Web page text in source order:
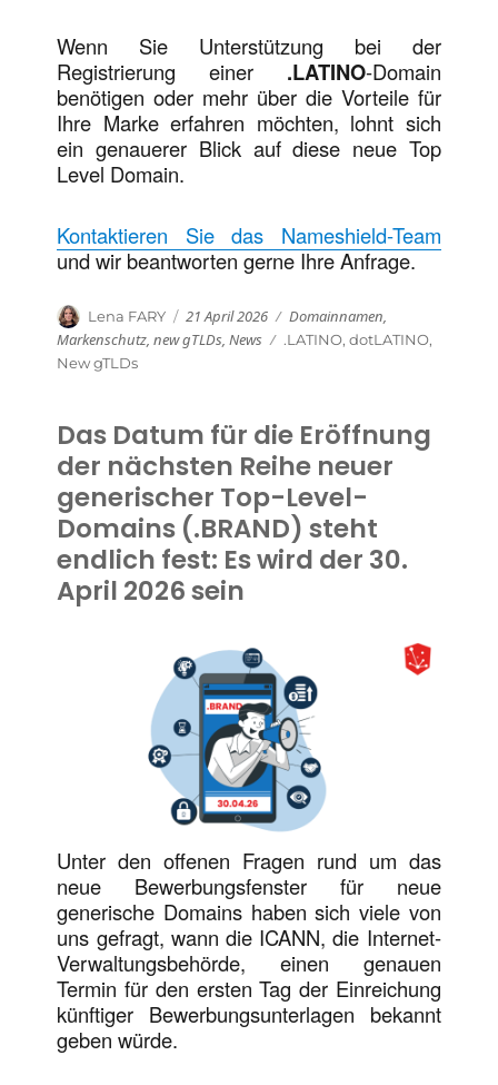
Wenn Sie Unterstützung bei der
Registrierung einer .LATINO-Domain
benötigen oder mehr über die Vorteile für
Ihre Marke erfahren möchten, lohnt sich
ein genauerer Blick auf diese neue Top
Level Domain.
Kontaktieren Sie das Nameshield-Team
und wir beantworten gerne Ihre Anfrage.
Autor
Lena FARY Veröffentlicht
am
21 April 2026 Kategorien
Domainnamen,
Markenschutz,new gTLDs,News Schlagwörter
.LATINO,dotLATINO,
New gTLDs
Das Datum für die Eröffnung
der nächsten Reihe neuer
generischer Top-Level-
Domains (.BRAND) steht
endlich fest: Es wird der 30.
April 2026 sein
Unter den offenen Fragen rund um das
neue Bewerbungsfenster für neue
generische Domains haben sich viele von
uns gefragt, wann die ICANN, die Internet-
Verwaltungsbehörde, einen genauen
Termin für den ersten Tag der Einreichung
künftiger Bewerbungsunterlagen bekannt
geben würde.